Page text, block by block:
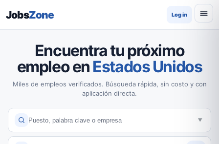
JobsZone Log in
Encuentra tu próximo
empleo en Estados Unidos
Miles de empleos verificados. Búsqueda rápida, sin costo y con
aplicación directa.